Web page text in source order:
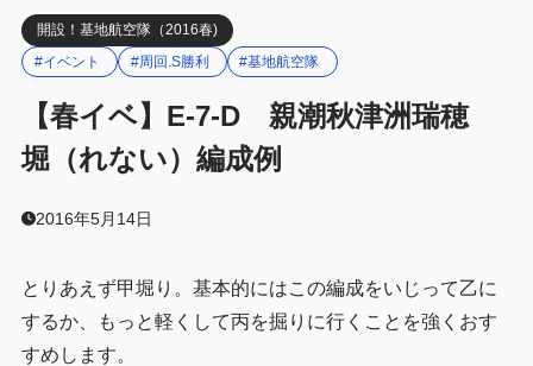
開設！基地航空隊（2016春)
#イベント
#周回.S勝利 #基地航空隊
【春イベ】E-7-D 親潮秋津洲瑞穂
堀（れない）編成例
2016年5月14日
とりあえず甲堀り。基本的にはこの編成をいじって乙に
するか、もっと軽くして丙を掘りに行くことを強くおす
すめします。
2.1 第一艦隊
2.3 基地航空隊
丙/乙にする場合
4 まとめ